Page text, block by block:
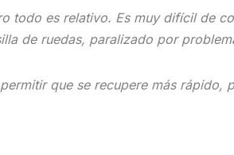
todo es relativo. Es muy difícil de
de ruedas, paralizado por
que se recupere más rápido,